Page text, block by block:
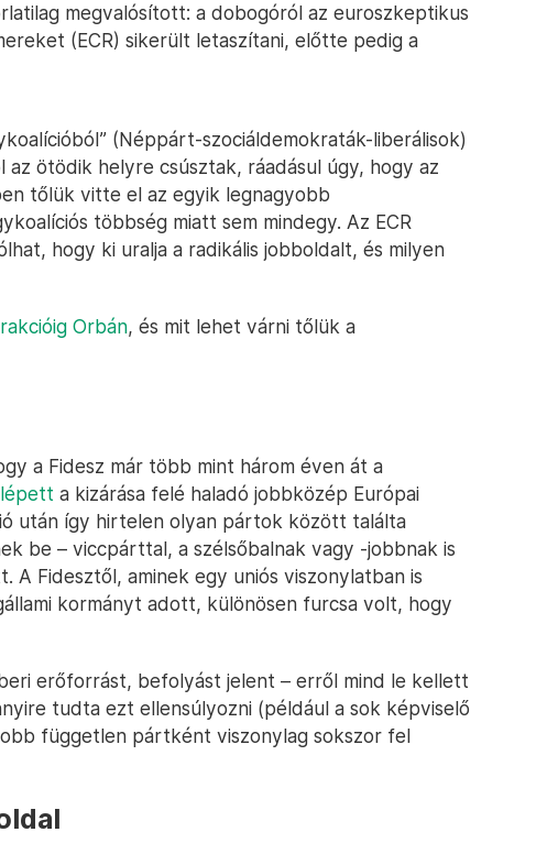
megvalósított: a dobogóról az euroszkeptikus
(ECR) sikerült letaszítani, előtte pedig a
(Néppárt-szociáldemokraták-liberálisok)
az ötödik helyre csúsztak, ráadásul úgy, hogy az
tőlük vitte el az egyik legnagyobb
többség miatt sem mindegy. Az ECR
hogy ki uralja a radikális jobboldalt, és milyen
Orbán, és mit lehet várni tőlük a
a Fidesz már több mint három éven át a
a kizárása felé haladó jobbközép Európai
után így hirtelen olyan pártok között találta
be – viccpárttal, a szélsőbalnak vagy -jobbnak is
A Fidesztől, aminek egy uniós viszonylatban is
kormányt adott, különösen furcsa volt, hogy
erőforrást, befolyást jelent – erről mind le kellett
tudta ezt ellensúlyozni (például a sok képviselő
független pártként viszonylag sokszor fel